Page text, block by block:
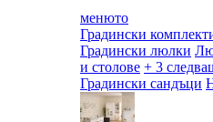
менюто
Градински
Градински люлки
и столове + 3
Градински сандъци